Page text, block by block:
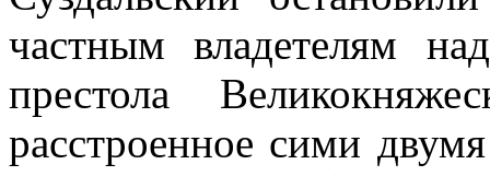
частным владетелям
престола
расстроенное сими